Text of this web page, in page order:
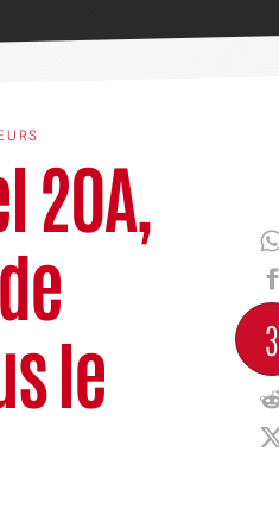
20A,
le
3